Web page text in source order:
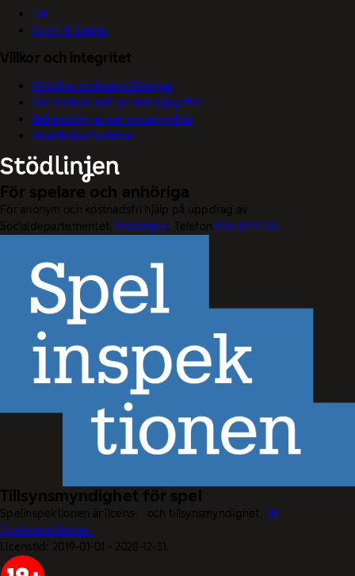
Tur
Sport & Casino
Villkor och integritet
Välj dina cookieinställningar
Om cookies och personuppgifter
Behandling av personuppgifter
Visselblåsarfunktion
För spelare och anhöriga
För anonym och kostnadsfri hjälp på uppdrag av
Socialdepartementet. Stödlinjen. Telefon020-81 91 00.
Tillsynsmyndighet för spel
Spelinspektionen är licens- och tillsynsmyndighet.Till
Spelinspektionen.
Licenstid: 2019-01-01 - 2028-12-31.